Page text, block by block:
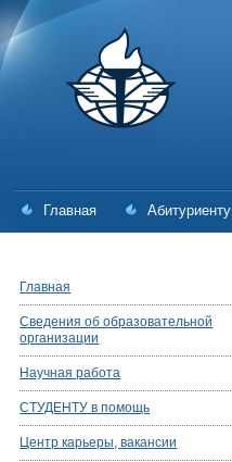
Главная Абитуриенту
Главная
Сведения об образовательной
организации
Научная работа
СТУДЕНТУ в помощь
Центр карьеры, вакансии